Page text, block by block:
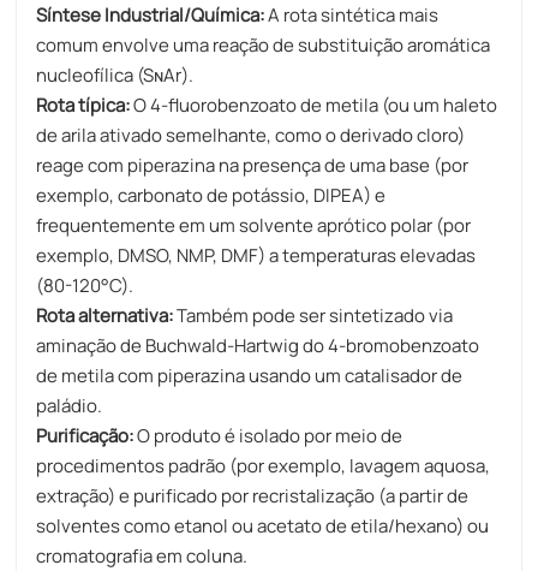
Síntese Industrial/Química:A rota sintética mais
comum envolve uma reação de substituição aromática
nucleofílica (SɴAr).
Rota típica:O 4-fluorobenzoato de metila (ou um haleto
de arila ativado semelhante, como o derivado cloro)
reage com piperazina na presença de uma base (por
exemplo, carbonato de potássio, DIPEA) e
frequentemente em um solvente aprótico polar (por
exemplo, DMSO, NMP, DMF) a temperaturas elevadas
(80-120°C).
Rota alternativa:Também pode ser sintetizado via
aminação de Buchwald-Hartwig do 4-bromobenzoato
de metila com piperazina usando um catalisador de
paládio.
Purificação:​O produto é isolado por meio de
procedimentos padrão (por exemplo, lavagem aquosa,
extração) e purificado por recristalização (a partir de
solventes como etanol ou acetato de etila/hexano) ou
cromatografia em coluna.